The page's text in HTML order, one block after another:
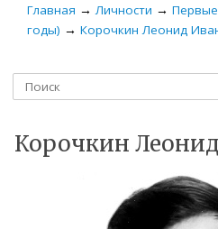
Главная →Личности →
годы) → Корочкин Леонид
Корочкин